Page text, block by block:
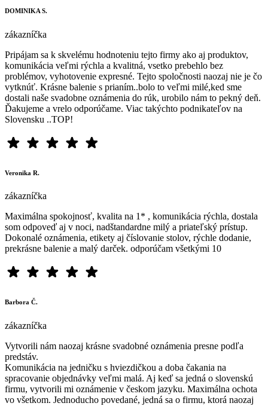
DOMINIKA S.
zákazníčka
Pripájam sa k skvelému hodnoteniu tejto firmy ako aj produktov,
komunikácia veľmi rýchla a kvalitná, vsetko prebehlo bez
problémov, vyhotovenie expresné. Tejto spoločnosti naozaj nie je čo
vytknúť. Krásne balenie s prianím..bolo to veľmi milé,ked sme
dostali naše svadobne oznámenia do rúk, urobilo nám to pekný deň.
Ďakujeme a vrelo odporúčame. Viac takýchto podnikateľov na
Slovensku ..TOP!
Veronika R.
zákazníčka
Maximálna spokojnosť, kvalita na 1* , komunikácia rýchla, dostala
som odpoveď aj v noci, nadštandardne milý a priateľský prístup.
Dokonalé oznámenia, etikety aj číslovanie stolov, rýchle dodanie,
prekrásne balenie a malý darček. odporúčam všetkými 10
Barbora Č.
zákazníčka
Vytvorili nám naozaj krásne svadobné oznámenia presne podľa
predstáv.
Komunikácia na jedničku s hviezdičkou a doba čakania na
spracovanie objednávky veľmi malá. Aj keď sa jedná o slovenskú
firmu, vytvorili mi oznámenie v českom jazyku. Maximálna ochota
vo všetkom. Jednoducho povedané, jedná sa o firmu, ktorá naozaj